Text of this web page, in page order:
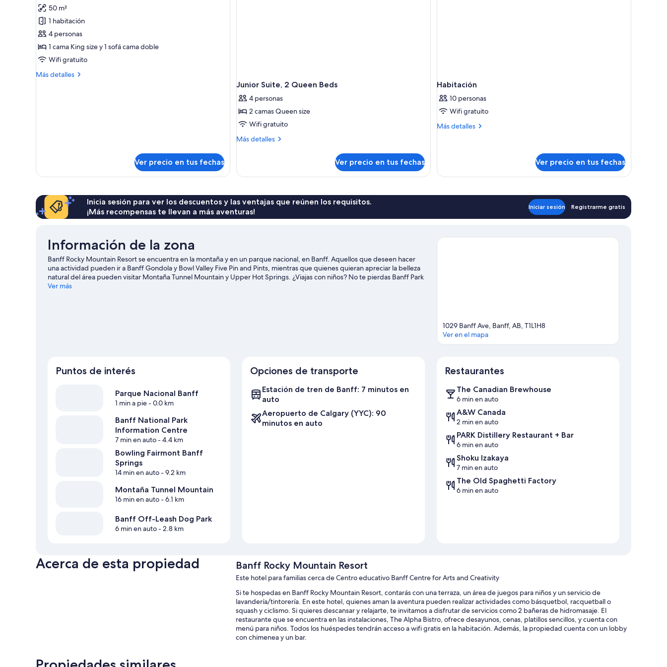
fotos
de
Loft
superior
opinión)
50 m²
1 habitación
4 personas
1 cama King size y 1 sofá cama doble
Wifi gratuito
Más detalles
Más
Ver precio en tus fechas
Junior Suite, 2 Queen Beds
4 personas
2 camas Queen size
Wifi gratuito
Más detalles
Más
Suite,
Beds
Ver precio en tus fechas
Habitación
10 personas
Wifi gratuito
Más detalles
Más
Ver precio en tus fechas
Inicia sesión para ver los descuentos y las ventajas que reúnen los requisitos.
¡Más recompensas te llevan a más aventuras!
Iniciar sesión Registrarme gratis
Información de la zona
Banff Rocky Mountain Resort se encuentra en la montaña y en un parque nacional, en Banff. Aquellos que deseen hacer
una actividad pueden ir a Banff Gondola y Bowl Valley Five Pin and Pints, mientras que quienes quieran apreciar la belleza
natural del área pueden visitar Montaña Tunnel Mountain y Upper Hot Springs. ¿Viajas con niños? No te pierdas Banff Park
Museum y Paseos a caballo Cross Zee Ranch. Diviértete en las montañas con pistas de ski cross-country y áreas de
Ver más
1029 Banff Ave, Banff, AB, T1L1H8
Ver en el mapa
Puntos de interés
Parque Nacional Banff
1 min a pie- 0.0 km
Banff National Park
Information Centre
7 min en auto- 4.4 km
Bowling Fairmont Banff
Springs
14 min en auto- 9.2 km
Montaña Tunnel Mountain
16 min en auto- 6.1 km
Banff Off-Leash Dog Park
6 min en auto- 2.8 km
Opciones de transporte
Estación de tren de Banff: 7 minutos en
auto
Aeropuerto de Calgary (YYC): 90
minutos en auto
Restaurantes
The Canadian Brewhouse
6 min en auto
A&W Canada
2 min en auto
PARK Distillery Restaurant + Bar
6 min en auto
Shoku Izakaya
7 min en auto
The Old Spaghetti Factory
6 min en auto
Acerca de esta propiedad Banff Rocky Mountain Resort
Este hotel para familias cerca de Centro educativo Banff Centre for Arts and Creativity
Si te hospedas en Banff Rocky Mountain Resort, contarás con una terraza, un área de juegos para niños y un servicio de
lavandería/tintorería. En este hotel, quienes aman la aventura pueden realizar actividades como básquetbol, racquetball o
squash y ciclismo. Si quieres descansar y relajarte, te invitamos a disfrutar de servicios como 2 bañeras de hidromasaje. El
restaurante que se encuentra en las instalaciones, The Alpha Bistro, ofrece desayunos, cenas, platillos sencillos, y cuenta con
menú para niños. Todos los huéspedes tendrán acceso a wifi gratis en la habitación. Además, la propiedad cuenta con un lobby
con chimenea y un bar.